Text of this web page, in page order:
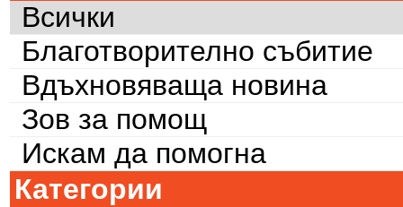
Всички
Благотворително събитие
Вдъхновяваща новина
Зов за помощ
Искам да помогна
Категории